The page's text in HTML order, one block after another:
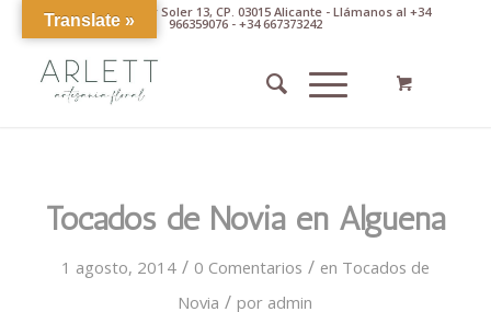
Av. Pintor Xavier Soler 13, CP. 03015 Alicante - Llámanos al +34
966359076 - +34 667373242
Tocados de Novia en Alguena
1 agosto, 2014 / 0 Comentarios / en Tocados de
Novia / por admin
Translate »